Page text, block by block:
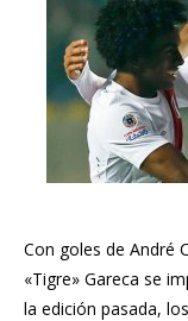
Con goles de André
«Tigre» Gareca se
la edición pasada,